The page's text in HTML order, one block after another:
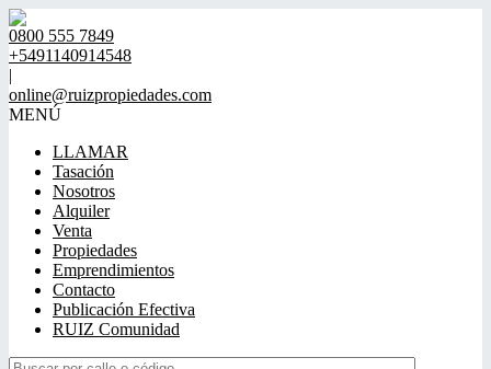
0800 555 7849
+5491140914548
|
online@ruizpropiedades.com
MENÚ
LLAMAR
Tasación
Nosotros
Alquiler
Venta
Propiedades
Emprendimientos
Contacto
Publicación Efectiva
RUIZ Comunidad